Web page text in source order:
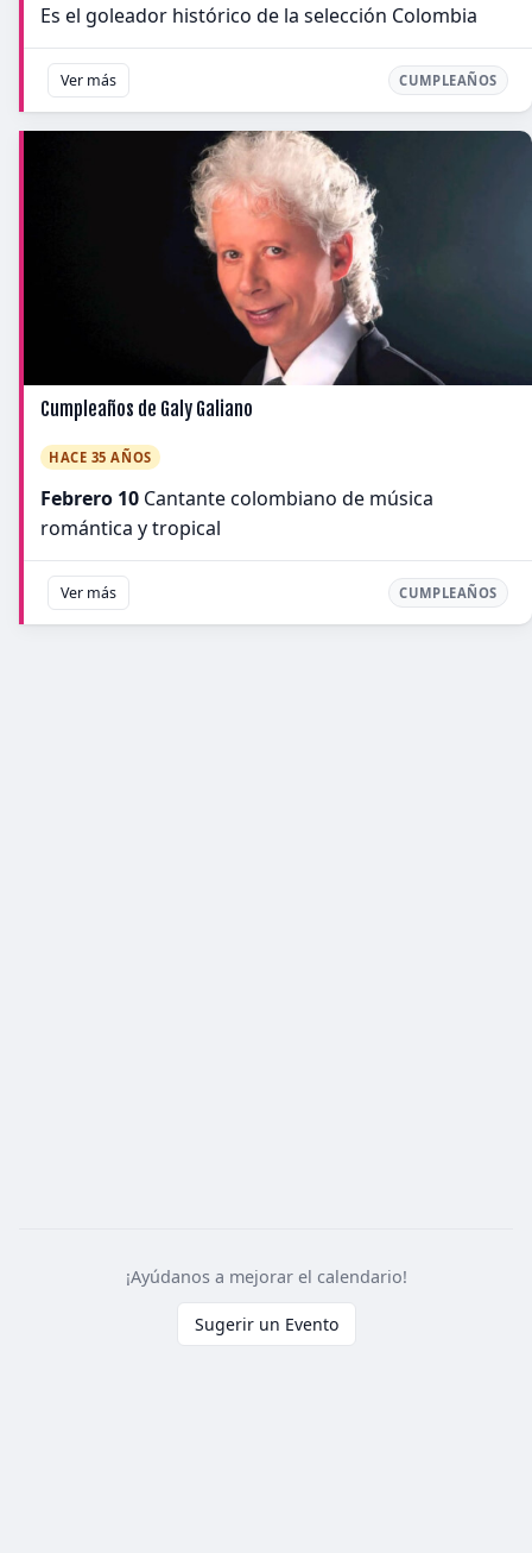
Es el goleador histórico de la selección Colombia
Ver más CUMPLEAÑOS
Cumpleaños de Galy Galiano
HACE 35 AÑOS
Febrero 10 Cantante colombiano de música
romántica y tropical
Ver más CUMPLEAÑOS
¡Ayúdanos a mejorar el calendario!
Sugerir un Evento